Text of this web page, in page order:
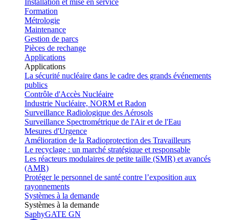
Installation et mise en service
Formation
Métrologie
Maintenance
Gestion de parcs
Pièces de rechange
Applications
Applications
La sécurité nucléaire dans le cadre des grands événements
publics
Contrôle d'Accès Nucléaire
Industrie Nucléaire, NORM et Radon
Surveillance Radiologique des Aérosols
Surveillance Spectrométrique de l'Air et de l'Eau
Mesures d'Urgence
Amélioration de la Radioprotection des Travailleurs
Le recyclage : un marché stratégique et responsable
Les réacteurs modulaires de petite taille (SMR) et avancés
(AMR)
Protéger le personnel de santé contre l’exposition aux
rayonnements
Systèmes à la demande
Systèmes à la demande
SaphyGATE GN